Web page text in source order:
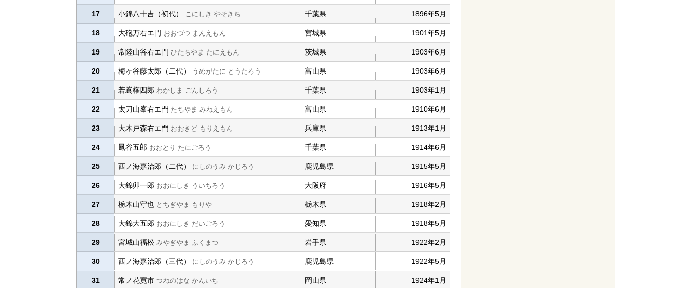
17 小錦八十吉（初代） こにしき やそきち 千葉県 1896年5月
18 大砲万右エ門 おおづつ まんえもん 宮城県 1901年5月
19 常陸山谷右エ門ひたちやま たにえもん 茨城県 1903年6月
20 梅ヶ谷藤太郎（二代） うめがたに とうたろう 富山県 1903年6月
21 若嶌權四郎わかしま ごんしろう 千葉県 1903年1月
22 太刀山峯右エ門 たちやま みねえもん 富山県 1910年6月
23 大木戸森右エ門 おおきど もりえもん 兵庫県 1913年1月
24 鳳谷五郎 おおとり たにごろう 千葉県 1914年6月
25 西ノ海嘉治郎（二代） にしのうみ かじろう 鹿児島県 1915年5月
26 大錦卯一郎 おおにしき ういちろう 大阪府 1916年5月
27 栃木山守也 とちぎやま もりや 栃木県 1918年2月
28 大錦大五郎 おおにしき だいごろう 愛知県 1918年5月
29 宮城山福松みやぎやま ふくまつ 岩手県 1922年2月
30 西ノ海嘉治郎（三代） にしのうみ かじろう 鹿児島県 1922年5月
31 常ノ花寛市つねのはな かんいち 岡山県 1924年1月